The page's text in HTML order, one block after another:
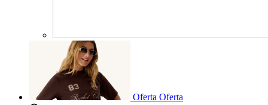
Oferta Oferta